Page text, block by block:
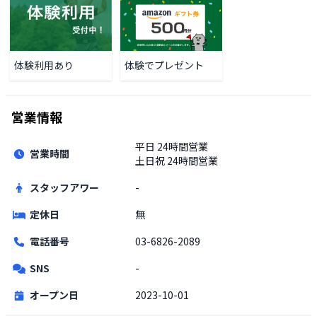
体験利用あり 体験でプレゼント
営業情報
営業時間 平日 24時間営業
土日祝 24時間営業
スタッフアワー
-
定休日
無
電話番号
03-6826-2089
SNS
-
オープン日
2023-10-01